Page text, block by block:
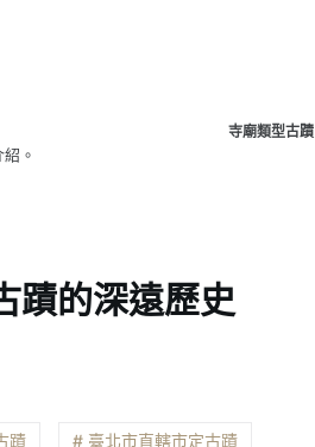
。
寺廟類型古蹟
蹟的深遠歷史
蹟 # 臺北市直轄市定古蹟